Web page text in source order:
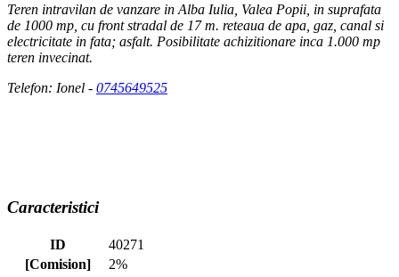
Teren intravilan de vanzare in Alba Iulia, Valea Popii, in suprafata
de 1000 mp, cu front stradal de 17 m. reteaua de apa, gaz, canal si
electricitate in fata; asfalt. Posibilitate achizitionare inca 1.000 mp
teren invecinat.
Telefon: Ionel - 0745649525
Caracteristici
ID
40271
[Comision]
2%